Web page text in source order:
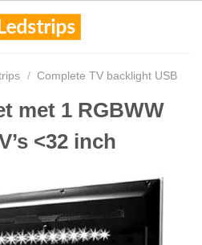
/ Complete TV backlight USB
met 1 RGBWW
<32 inch